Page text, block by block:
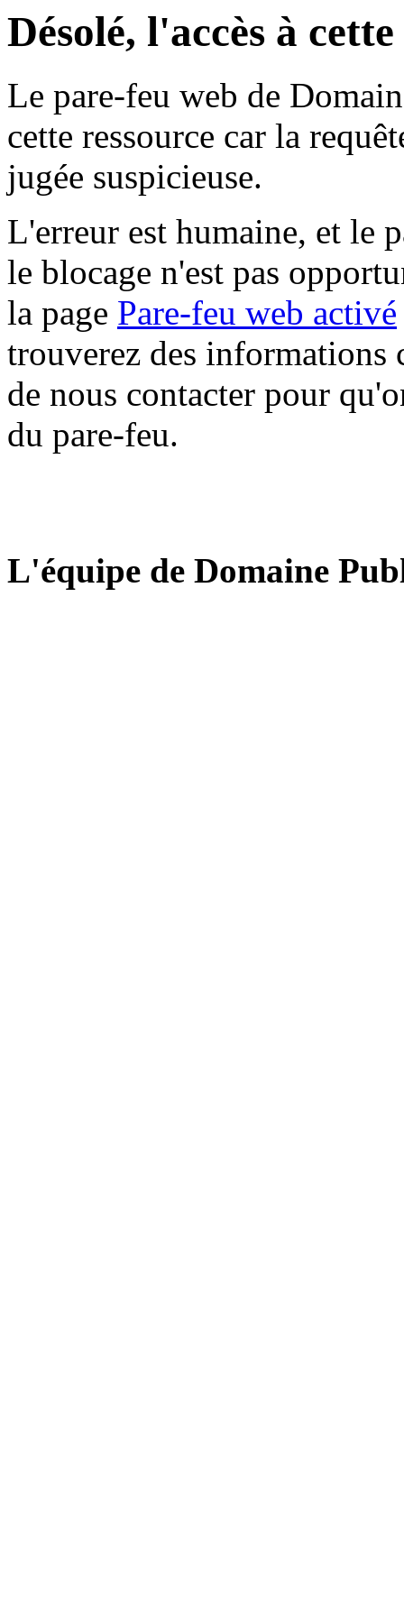
Désolé, l'accès à
Le pare-feu web de
cette ressource car la
jugée suspicieuse.
L'erreur est humaine, et le
le blocage n'est pas
la page Pare-feu web activé
trouverez des informations
de nous contacter pour
du pare-feu.
L'équipe de Domaine